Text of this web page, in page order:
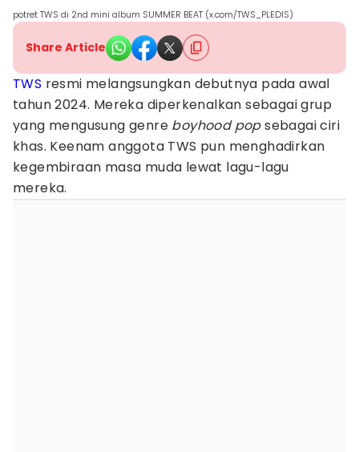
potret TWS di 2nd mini album SUMMER BEAT (x.com/TWS_PLEDIS)
Share Article
TWS resmi melangsungkan debutnya pada awal
tahun 2024. Mereka diperkenalkan sebagai grup
yang mengusung genre boyhood popsebagai ciri
khas. Keenam anggota TWS pun menghadirkan
kegembiraan masa muda lewat lagu-lagu
mereka.